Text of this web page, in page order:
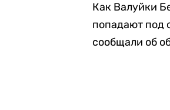
Как Валуйки
попадают под
сообщали об